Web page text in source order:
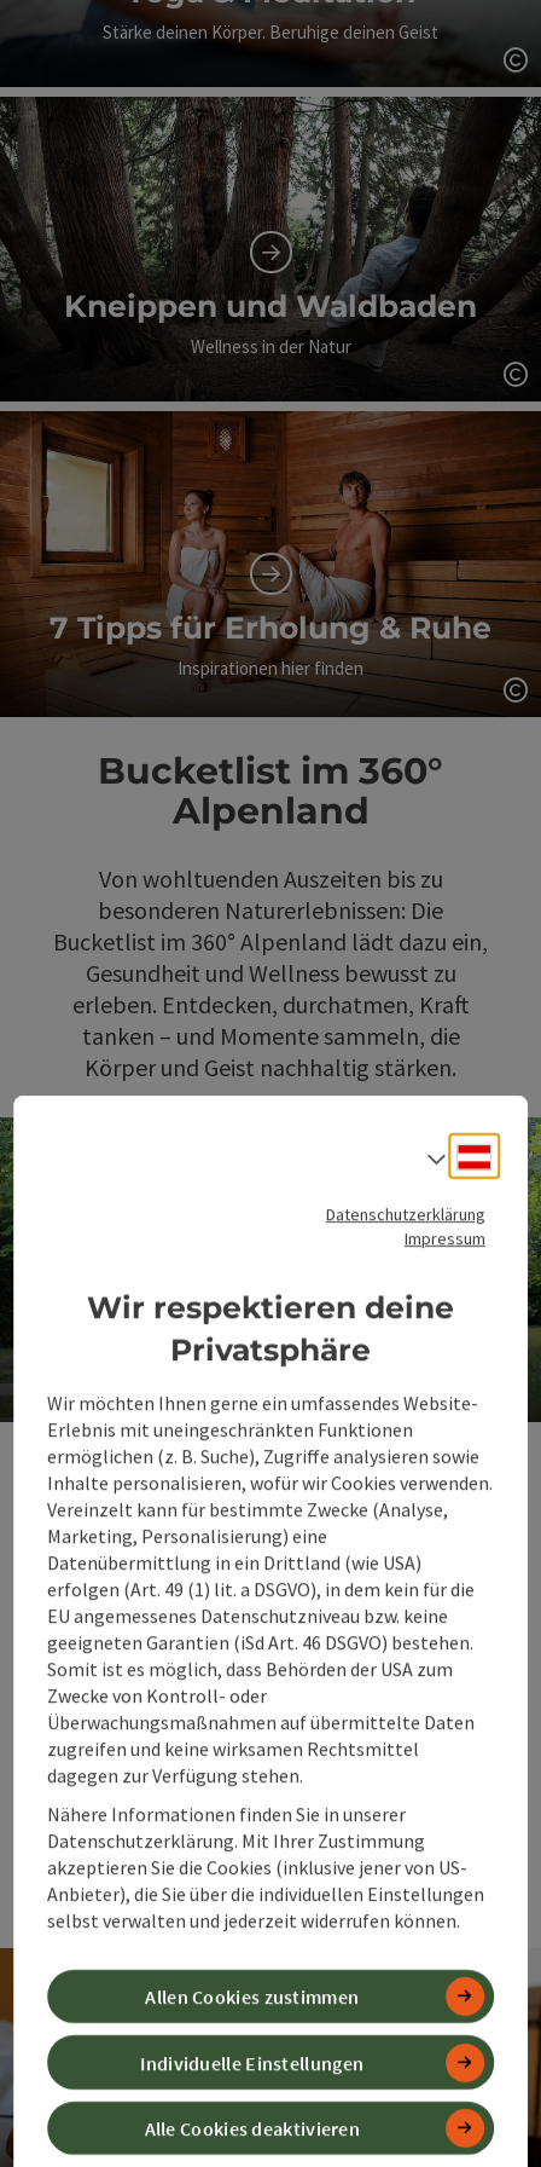
Stärke deinen Körper. Beruhige deinen Geist
Kneippen und Waldbaden
Wellness in der Natur
7 Tipps für Erholung & Ruhe
Inspirationen hier finden
Bucketlist im 360°
Alpenland
Von wohltuenden Auszeiten bis zu
besonderen Naturerlebnissen: Die
Bucketlist im 360° Alpenland lädt dazu ein,
Gesundheit und Wellness bewusst zu
erleben. Entdecken, durchatmen, Kraft
tanken – und Momente sammeln, die
Körper und Geist nachhaltig stärken.
Kurpark Bad Hall
Hier findet jeder seinen Lieblingsplatz
Wo Gesundheit zum
Lebensgefühl wird
Gesund sein heißt mehr als frei von
Beschwerden zu sein – es ist dieses Gefühl
von Balance, Klarheit und lebendiger
Energie.
Ob beim erfrischenden Kneippen,
wohltuenden Fasten, aktivierenden
Bewegungsprogrammen,
tiefenentspannenden Massagen oder
ganzheitlichen Wellness- und
Präventionsangeboten: Diese Vielfalt stärkt
Körper und Geist und tut einfach gut.
Inspiration für Gesundheit &
Datenschutzerklärung
Impressum
Wir respektieren deine
Privatsphäre
Wir möchten Ihnen gerne ein umfassendes Website-
Erlebnis mit uneingeschränkten Funktionen
ermöglichen (z. B. Suche), Zugriffe analysieren sowie
Inhalte personalisieren, wofür wir Cookies verwenden.
Vereinzelt kann für bestimmte Zwecke (Analyse,
Marketing, Personalisierung) eine
Datenübermittlung in ein Drittland (wie USA)
erfolgen (Art. 49 (1) lit. a DSGVO), in dem kein für die
EU angemessenes Datenschutzniveau bzw. keine
geeigneten Garantien (iSd Art. 46 DSGVO) bestehen.
Somit ist es möglich, dass Behörden der USA zum
Zwecke von Kontroll- oder
Überwachungsmaßnahmen auf übermittelte Daten
zugreifen und keine wirksamen Rechtsmittel
dagegen zur Verfügung stehen.
Nähere Informationen finden Sie in unserer
Datenschutzerklärung. Mit Ihrer Zustimmung
akzeptieren Sie die Cookies (inklusive jener von US-
Anbieter), die Sie über die individuellen Einstellungen
selbst verwalten und jederzeit widerrufen können.
Alle Cookies deaktivieren
Individuelle Einstellungen
Allen Cookies zustimmen